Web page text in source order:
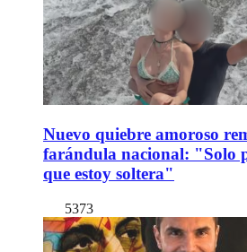
Nuevo quiebre amoroso
farándula nacional: "Solo
que estoy soltera"
5373